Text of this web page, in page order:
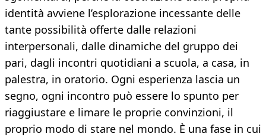
identità avviene l’esplorazione incessante delle
tante possibilità offerte dalle relazioni
interpersonali, dalle dinamiche del gruppo dei
pari, dagli incontri quotidiani a scuola, a casa, in
palestra, in oratorio. Ogni esperienza lascia un
segno, ogni incontro può essere lo spunto per
riaggiustare e limare le proprie convinzioni, il
proprio modo di stare nel mondo. È una fase in cui